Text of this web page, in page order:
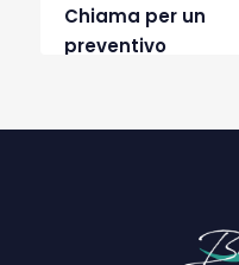
carattere corposo e
lambiscono il torrente
decisi. Le uve sono il
sperimentale di
Chiama per un
preventivo